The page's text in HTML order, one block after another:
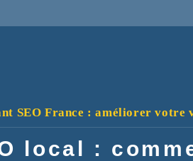
SEO France : améliorer votre
local :